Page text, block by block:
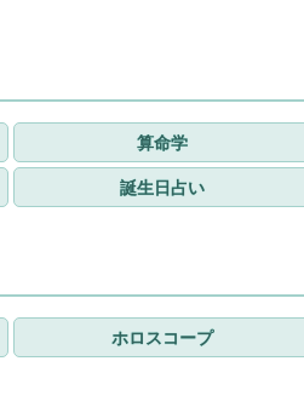
算命学
誕生日占い
ホロスコープ